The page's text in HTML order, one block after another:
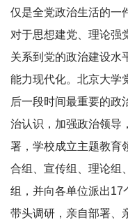
仅是全党政治生活的一
对于思想建党、理论强
关系到党的政治建设水
能力现代化。北京大学
后一段时间最重要的政
治认识，加强政治领导
署，学校成立主题教育
合组、宣传组、理论组
组，并向各单位派出17
带头调研，亲自部署、